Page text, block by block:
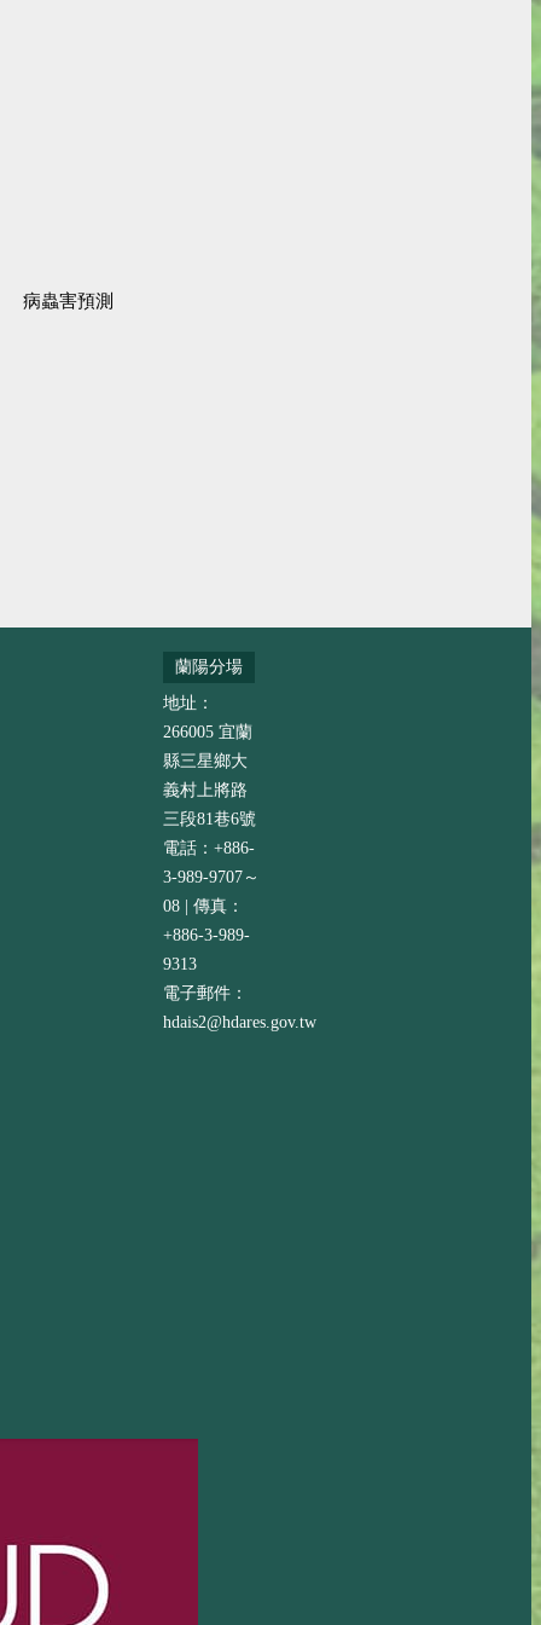
病蟲害預測
蘭陽分場
地址：
266005 宜蘭
縣三星鄉大
義村上將路
三段81巷6號
電話：+886-
3-989-9707～
08 | 傳真：
+886-3-989-
9313
電子郵件：
hdais2@hdares.gov.tw